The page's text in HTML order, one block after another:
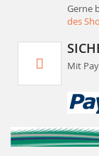
Gerne
des
Mit